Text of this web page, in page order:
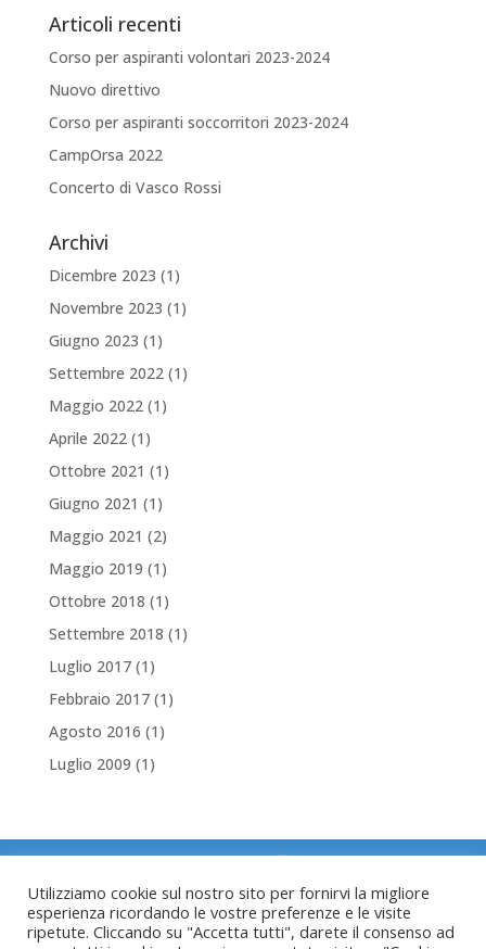
Articoli recenti
Corso per aspiranti volontari 2023-2024
Nuovo direttivo
Corso per aspiranti soccorritori 2023-2024
CampOrsa 2022
Concerto di Vasco Rossi
Archivi
Dicembre 2023 (1)
Novembre 2023 (1)
Giugno 2023 (1)
Settembre 2022(1)
Maggio 2022(1)
Aprile 2022(1)
Ottobre 2021 (1)
Giugno 2021 (1)
Maggio 2021 (2)
Maggio 2019 (1)
Ottobre 2018 (1)
Settembre 2018 (1)
Luglio 2017(1)
Febbraio 2017(1)
Agosto 2016 (1)
Luglio 2009 (1)
Copyright © 2022 Servizio Trasporto Infermi
del Tesino
Utilizziamo cookie sul nostro sito per fornirvi la migliore
esperienza ricordando le vostre preferenze e le visite
ripetute. Cliccando su "Accetta tutti", darete il consenso ad